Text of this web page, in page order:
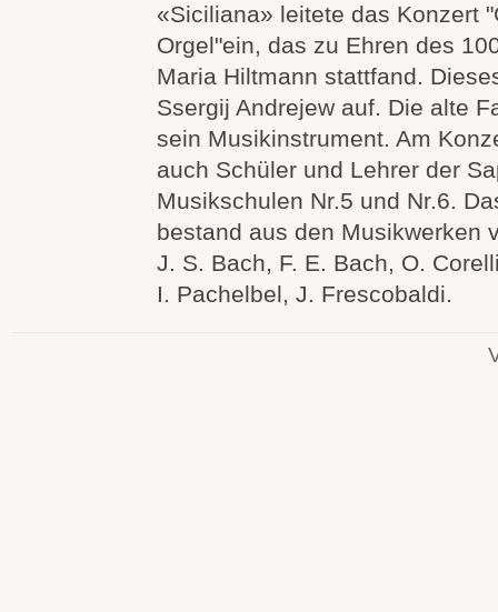
«Siciliana» leitete das Konzert
Orgel"ein, das zu Ehren des
Maria Hiltmann stattfand.
Ssergij Andrejew auf. Die alte
sein Musikinstrument. Am
auch Schüler und Lehrer der
Musikschulen Nr.5 und Nr.6.
bestand aus den Musikwerken
J. S. Bach, F. E. Bach, O.
I. Pachelbel, J. Frescobaldi.